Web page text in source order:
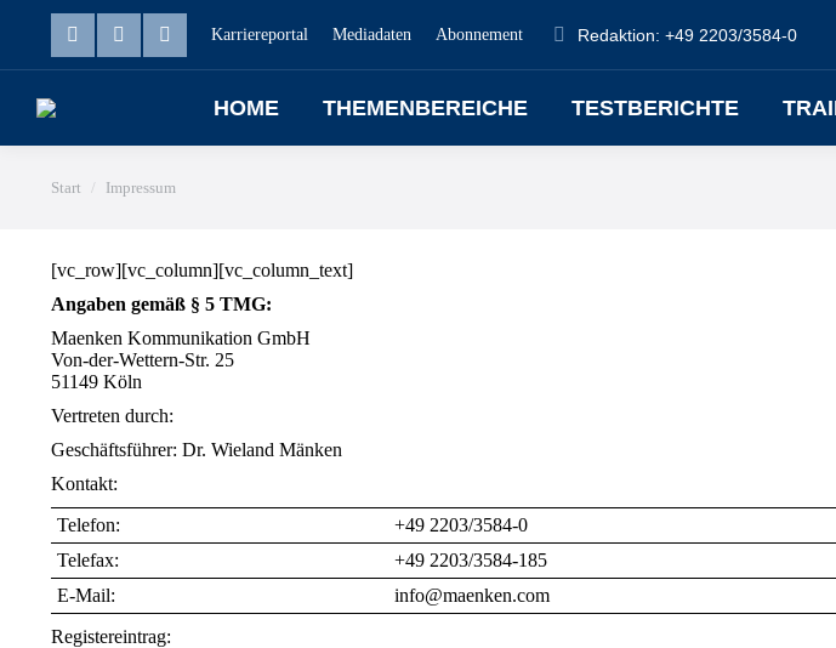
Karriereportal Mediadaten Abonnement Redaktion: +49 2203/3584-0
HOME THEMENBEREICHE TESTBERICHTE
Sie befinden sich hier:
Start Impressum
[vc_row][vc_column][vc_column_text]
Angaben gemäß § 5 TMG:
Maenken Kommunikation GmbH
Von-der-Wettern-Str. 25
51149 Köln
Vertreten durch:
Geschäftsführer: Dr. Wieland Mänken
Kontakt:
Telefon:
+49 2203/3584-0
Telefax:
+49 2203/3584-185
E-Mail:
info@maenken.com
Registereintrag: